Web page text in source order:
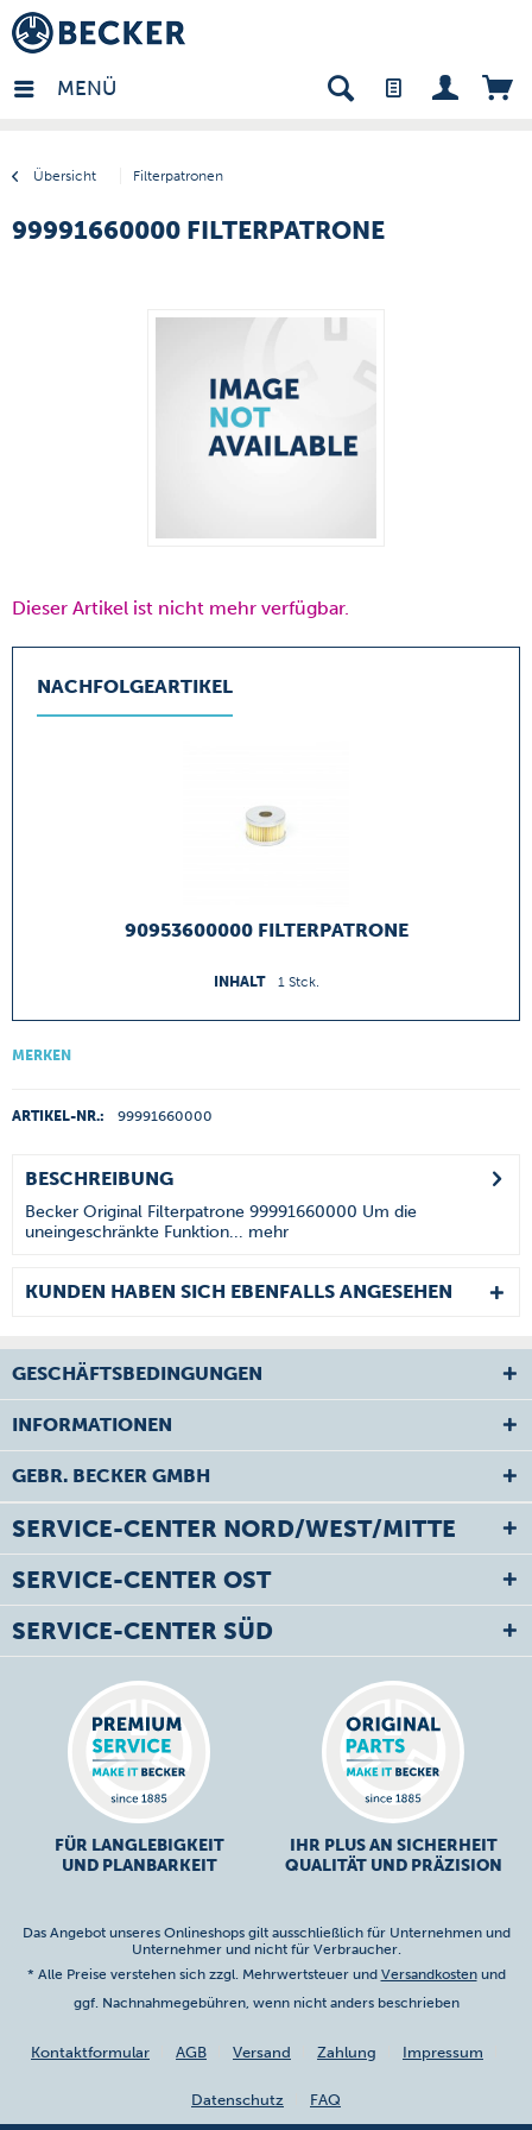
MENÜ
Übersicht Filterpatronen
- DE
99991660000 FILTERPATRONE
Dieser Artikel ist nicht mehr verfügbar.
NACHFOLGEARTIKEL
90953600000 FILTERPATRONE
INHALT 1 Stck.
MERKEN
ARTIKEL-NR.: 99991660000
BESCHREIBUNG
Becker Original Filterpatrone 99991660000 Um die
uneingeschränkte Funktion... mehr
KUNDEN HABEN SICH EBENFALLS ANGESEHEN
GESCHÄFTSBEDINGUNGEN
INFORMATIONEN
GEBR. BECKER GMBH
SERVICE-CENTER NORD/WEST/MITTE
SERVICE-CENTER OST
SERVICE-CENTER SÜD
FÜR LANGLEBIGKEIT
UND PLANBARKEIT
IHR PLUS AN SICHERHEIT
QUALITÄT UND PRÄZISION
Das Angebot unseres Onlineshops gilt ausschließlich für Unternehmen und
Unternehmer und nicht für Verbraucher.
* Alle Preise verstehen sich zzgl. Mehrwertsteuer und Versandkostenund
ggf. Nachnahmegebühren, wenn nicht anders beschrieben
Kontaktformular AGB Versand Zahlung Impressum
Datenschutz FAQ